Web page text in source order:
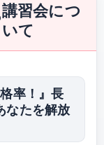
講習会につ
いて
率！』長
なたを解放